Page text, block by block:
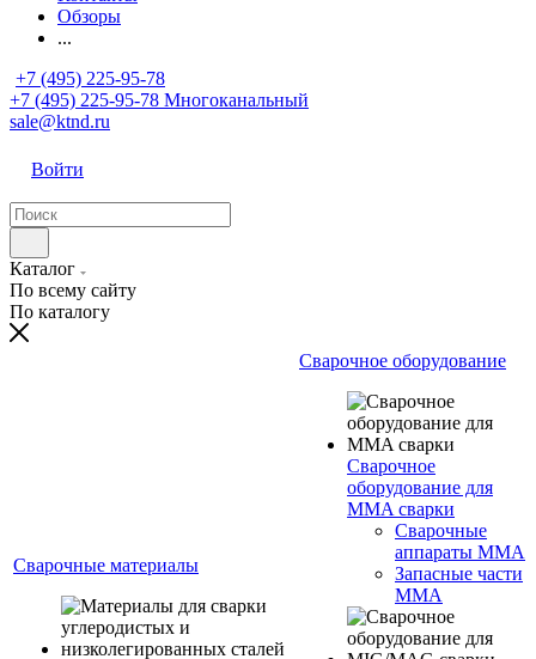
Обзоры
...
+7 (495) 225-95-78
+7 (495) 225-95-78 Многоканальный
sale@ktnd.ru
Войти
Каталог
По всему сайту
По каталогу
Сварочные материалы
Сварочное оборудование
Сварочное
оборудование для
MMA сварки
Сварочные
аппараты MMA
Запасные части
MMA